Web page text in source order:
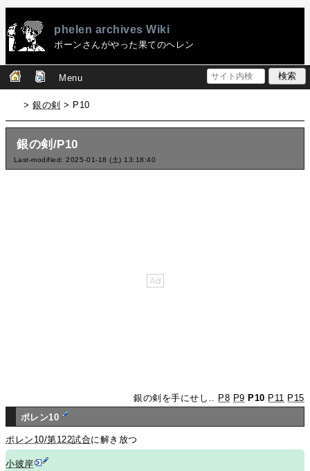
phelen archives Wiki
ポーンさんがやった果てのヘレン
Menu
>銀の剣 > P10
銀の剣/P10
Last-modified: 2025-01-18 (土) 13:18:40
銀の剣を手にせし.. P8 P9 P10 P11 P15
ポレン10
ポレン10/第122試合に解き放つ
小彼岸